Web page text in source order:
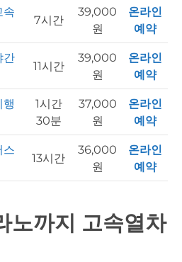
속
7시간
39,000
원
온라인
예약
간
11시간
39,000
원
온라인
예약
1시간
30분
37,000
원
온라인
예약
스
13시간
36,000
원
온라인
예약
노까지 고속열차